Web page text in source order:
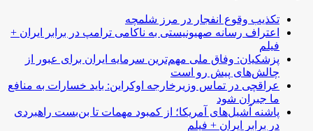
تکذیب وقوع انفجار در مرز شلمچه
اعتراف رسانه صهیونیستی به ناکامی ترامپ در برابر ایران +
فیلم
پزشکیان: وفاق ملی مهم‌ترین سرمایه ایران برای عبور از
چالش‌های پیش رو است
عراقچی در تماس وزیرخارجه اوکراین: باید خسارات به منافع
ما جبران شود
پاشنه آشیل‌های آمریکا؛ از کمبود مهمات تا بن‌بست راهبردی
در برابر ایران + فیلم